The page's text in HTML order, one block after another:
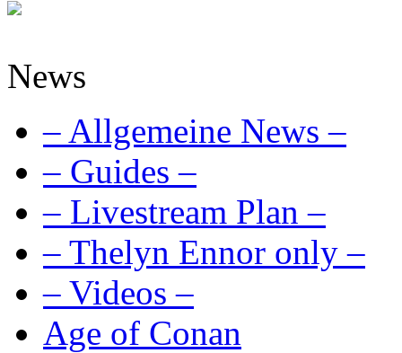
News
– Allgemeine News –
– Guides –
– Livestream Plan –
– Thelyn Ennor only –
– Videos –
Age of Conan